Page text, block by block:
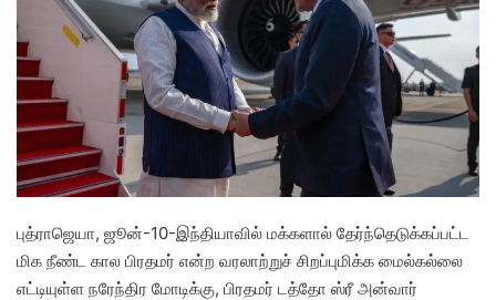
n
e
a
i
புத்ராஜெயா, ஜூன்-10-இந்தியாவில் மக்களால் தேர்ந்தெடுக்கப்பட்ட
மிக நீண்ட கால பிரதமர் என்ற வரலாற்றுச் சிறப்புமிக்க மைல்கல்லை
எட்டியுள்ள நரேந்திர மோடிக்கு, பிரதமர் டத்தோ ஸ்ரீ அன்வார்